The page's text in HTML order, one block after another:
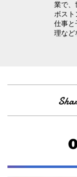
業で、
ボスト
仕事と
理など